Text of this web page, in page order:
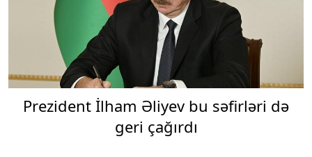
Prezident İlham Əliyev bu səfirləri də
geri çağırdı